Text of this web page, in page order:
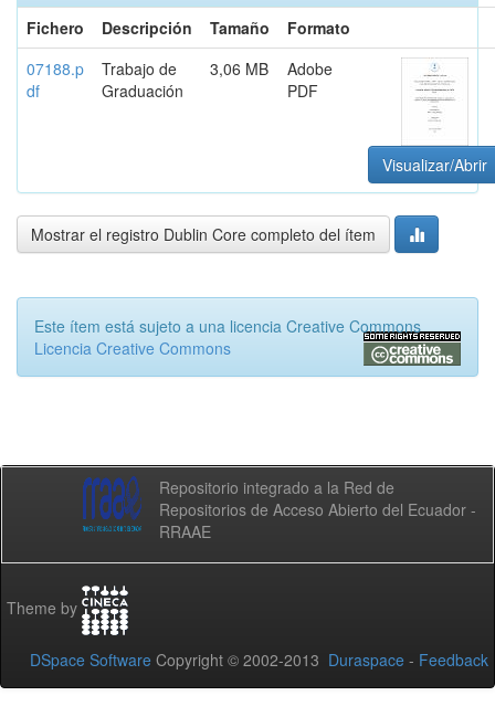
Fichero
Descripción Tamaño
Formato
07188.p
df
Trabajo de
Graduación
3,06 MB
Adobe
PDF
Visualizar/Abrir
Mostrar el registro Dublin Core completo del ítem
Este ítem está sujeto a una licencia Creative Commons
Licencia Creative Commons
Repositorio integrado a la Red de
Repositorios de Acceso Abierto del Ecuador -
RRAAE
Theme by
DSpace Software Copyright © 2002-2013 Duraspace - Feedback